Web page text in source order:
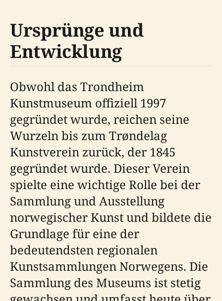
Ursprünge und
Entwicklung
Obwohl das Trondheim
Kunstmuseum offiziell 1997
gegründet wurde, reichen seine
Wurzeln bis zum Trøndelag
Kunstverein zurück, der 1845
gegründet wurde. Dieser Verein
spielte eine wichtige Rolle bei der
Sammlung und Ausstellung
norwegischer Kunst und bildete die
Grundlage für eine der
bedeutendsten regionalen
Kunstsammlungen Norwegens. Die
Sammlung des Museums ist stetig